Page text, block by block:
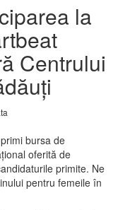
la
Centrului
bursa de
oferită de
primite. Ne
pentru femeile în